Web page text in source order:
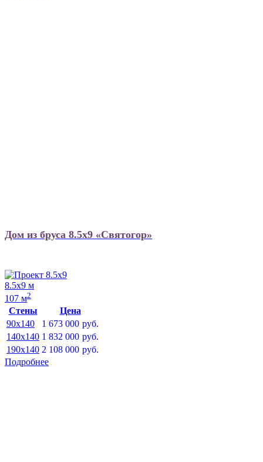
Дом из бруса 8.5х9 «Святогор»
8.5х9 м
107 м2
Стены
Цена
90x140
1 673 000 руб.
140x140 1 832 000 руб.
190x140 2 108 000 руб.
Подробнее